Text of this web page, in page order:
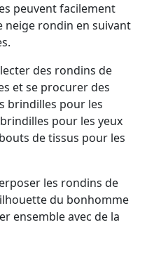
peuvent facilement
neige rondin en suivant
des rondins de
et se procurer des
brindilles pour les
pour les yeux
de tissus pour les
les rondins de
du bonhomme
ensemble avec de la